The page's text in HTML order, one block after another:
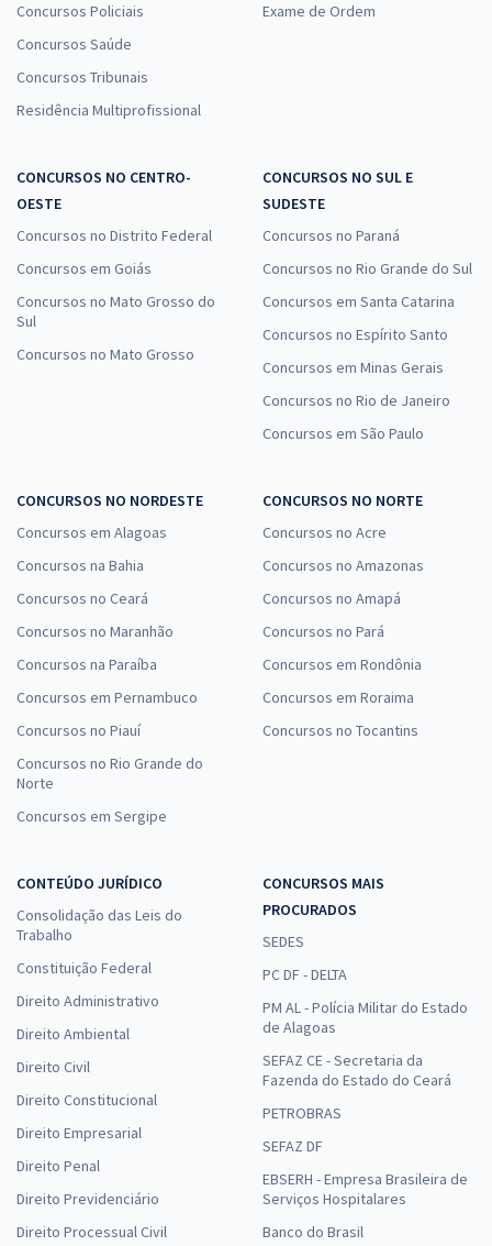
Concursos Policiais
Concursos Saúde
Concursos Tribunais
Residência Multiprofissional
Exame de Ordem
CONCURSOS NO CENTRO-
OESTE
Concursos no Distrito Federal
Concursos em Goiás
Concursos no Mato Grosso do
Sul
Concursos no Mato Grosso
CONCURSOS NO SUL E
SUDESTE
Concursos no Paraná
Concursos no Rio Grande do Sul
Concursos em Santa Catarina
Concursos no Espírito Santo
Concursos em Minas Gerais
Concursos no Rio de Janeiro
Concursos em São Paulo
CONCURSOS NO NORDESTE
Concursos em Alagoas
Concursos na Bahia
Concursos no Ceará
Concursos no Maranhão
Concursos na Paraíba
Concursos em Pernambuco
Concursos no Piauí
Concursos no Rio Grande do
Norte
Concursos em Sergipe
CONCURSOS NO NORTE
Concursos no Acre
Concursos no Amazonas
Concursos no Amapá
Concursos no Pará
Concursos em Rondônia
Concursos em Roraima
Concursos no Tocantins
CONTEÚDO JURÍDICO
Consolidação das Leis do
Trabalho
Constituição Federal
Direito Administrativo
Direito Ambiental
Direito Civil
Direito Constitucional
Direito Empresarial
Direito Penal
Direito Previdenciário
Direito Processual Civil
CONCURSOS MAIS
PROCURADOS
SEDES
PC DF - DELTA
PM AL - Polícia Militar do Estado
de Alagoas
SEFAZ CE - Secretaria da
Fazenda do Estado do Ceará
PETROBRAS
SEFAZ DF
EBSERH - Empresa Brasileira de
Serviços Hospitalares
Banco do Brasil